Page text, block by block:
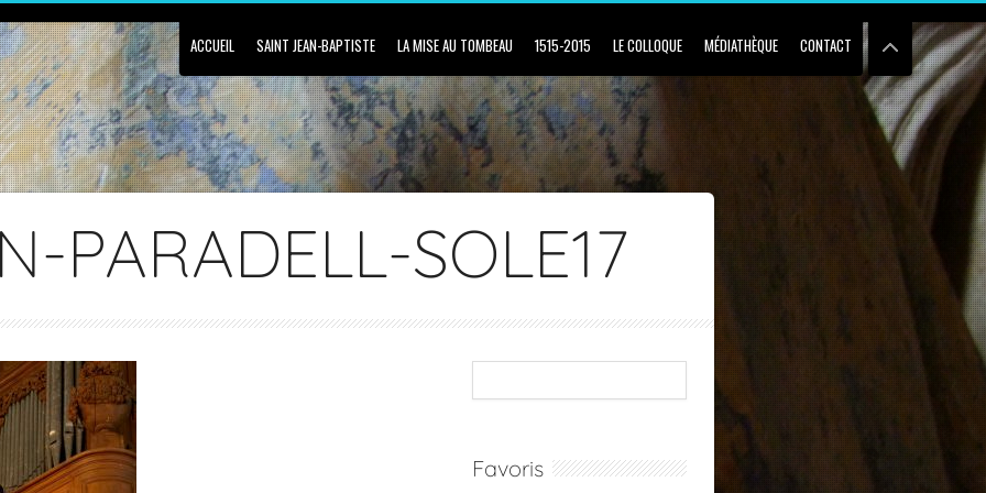
ACCUEIL SAINT JEAN-BAPTISTE LA MISE AU TOMBEAU 1515-2015 LE COLLOQUE MÉDIATHÈQUE CONTACT
PARADELL-SOLE17
Favoris